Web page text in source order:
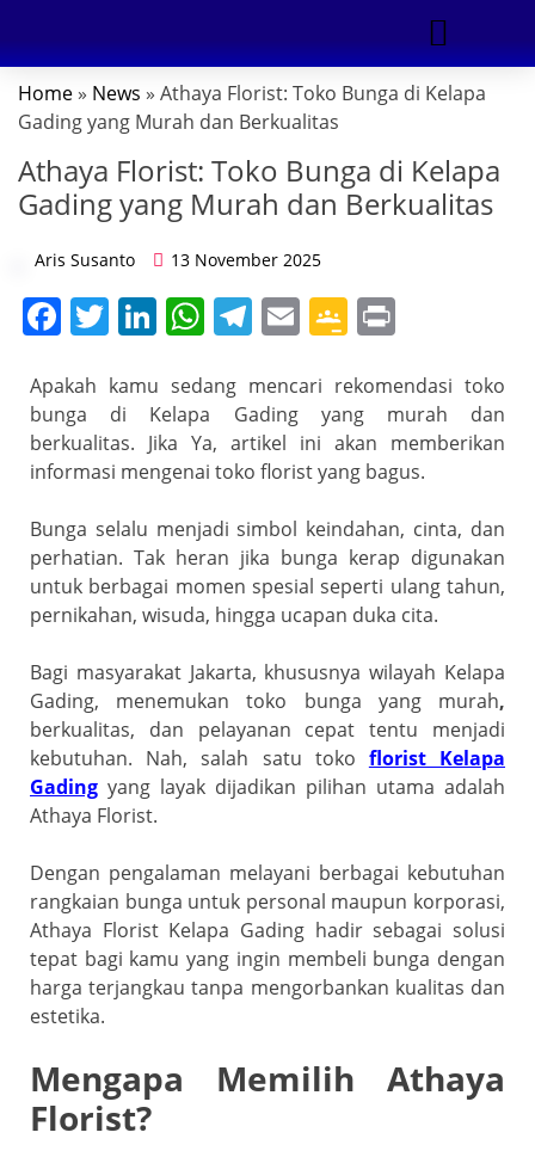
Home » News » Athaya Florist: Toko Bunga di Kelapa
Gading yang Murah dan Berkualitas
Athaya Florist: Toko Bunga di Kelapa
Gading yang Murah dan Berkualitas
Aris Susanto 13 November 2025
F
c
e
b
o
k
T
itt
er
Li
k
e
dI
W
at
s
A
p
p
T
e
gr
a
m
E
ai
l
G
o
gl
e
Cl
a
ss
ro
o
m
t
Apakah kamu sedang mencari rekomendasi toko
bunga di Kelapa Gading yang murah dan
berkualitas. Jika Ya, artikel ini akan memberikan
informasi mengenai toko florist yang bagus.
Bunga selalu menjadi simbol keindahan, cinta, dan
perhatian. Tak heran jika bunga kerap digunakan
untuk berbagai momen spesial seperti ulang tahun,
pernikahan, wisuda, hingga ucapan duka cita.
Bagi masyarakat Jakarta, khususnya wilayah Kelapa
Gading, menemukan toko bunga yang murah,
berkualitas, dan pelayanan cepat tentu menjadi
kebutuhan. Nah, salah satu toko florist Kelapa
Gading yang layak dijadikan pilihan utama adalah
Athaya Florist.
Dengan pengalaman melayani berbagai kebutuhan
rangkaian bunga untuk personal maupun korporasi,
Athaya Florist Kelapa Gading hadir sebagai solusi
tepat bagi kamu yang ingin membeli bunga dengan
harga terjangkau tanpa mengorbankan kualitas dan
estetika.
Mengapa Memilih Athaya
Florist?